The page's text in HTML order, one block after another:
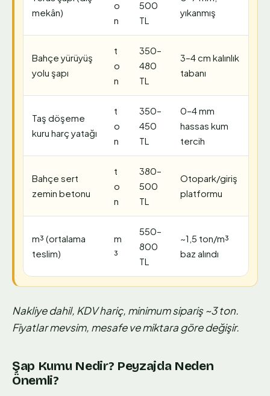
mekân)
o
n
500
TL
yıkanmış
Bahçe yürüyüş
yolu şapı
t
o
n
350–
480
TL
3–4 cm kalınlık
tabanı
Taş döşeme
kuru harç yatağı
t
o
n
350–
450
TL
0–4 mm
hassas kum
tercih
Bahçe sert
zemin betonu
t
o
n
380–
500
TL
Otopark/giriş
platformu
m³ (ortalama
teslim)
m
³
550–
800
TL
~1,5 ton/m³
baz alındı
Nakliye dahil, KDV hariç, minimum sipariş ~3 ton.
Fiyatlar mevsim, mesafe ve miktara göre değişir.
Şap Kumu Nedir? Peyzajda Neden
Önemli?